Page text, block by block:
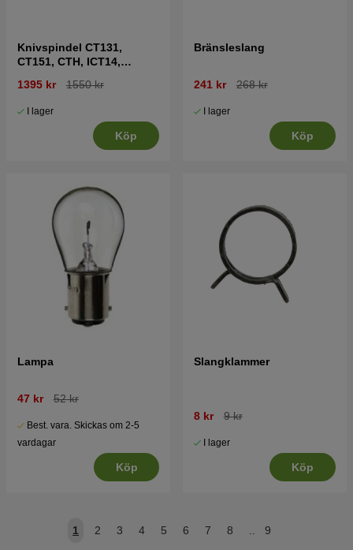
Knivspindel CT131,
CT151, CTH, ICT14,
1395 kr 1550 kr
I lager
Köp
Bränsleslang
241 kr 268 kr
I lager
Köp
Lampa
47 kr 52 kr
Best. vara. Skickas om 2-5
vardagar
Köp
Slangklammer
8 kr 9 kr
I lager
Köp
1 2 3 4 5 6 7 8 .. 9